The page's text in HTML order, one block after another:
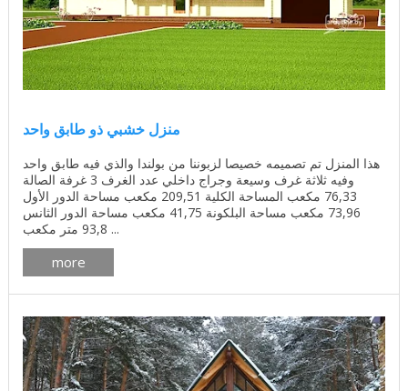
منزل خشبي ذو طابق واحد
هذا المنزل تم تصميمه خصيصا لزبوننا من بولندا والذي فيه طابق واحد
وفيه ثلاثة غرف وسيعة وجراج داخلي عدد الغرف 3 غرفة الصالة
76,33 مكعب المساحة الكلية 209,51 مكعب مساحة الدور الأول
73,96 مكعب مساحة البلكونة 41,75 مكعب مساحة الدور الثانس
93,8 متر مكعب ...
more